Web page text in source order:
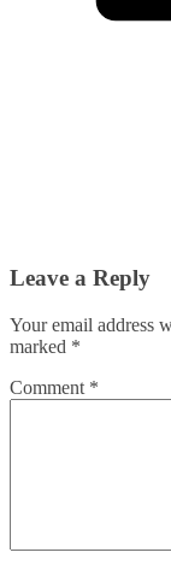
Leave a Reply
Your email address
marked *
Comment *